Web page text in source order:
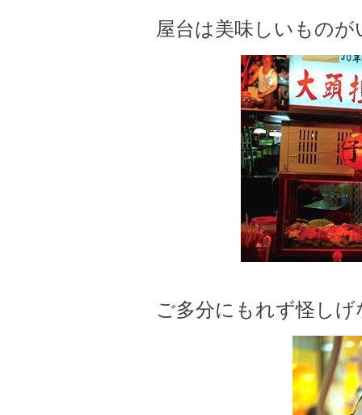
屋台は美味しいものが
ご多分にもれず怪し